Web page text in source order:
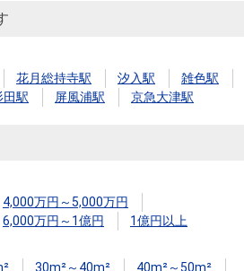
花月総持寺駅 汐入駅
雑色駅
田駅 屏風浦駅 京急大津駅
4,000万円～5,000万円
6,000万円～1億円
1億円以上
30m²～40m²
40m²～50m²